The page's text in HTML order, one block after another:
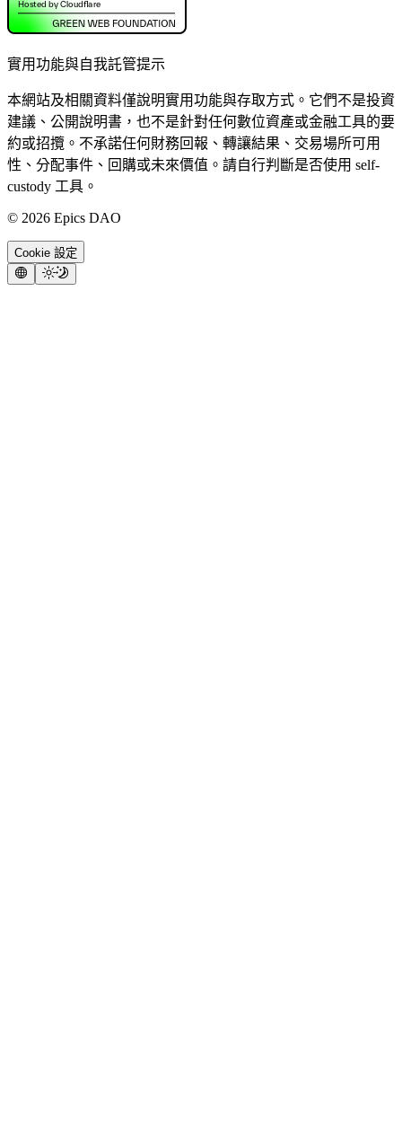
實用功能與自我託管提示
本網站及相關資料僅說明實用功能與存取方式。它們不是投資
建議、公開說明書，也不是針對任何數位資產或金融工具的要
約或招攬。不承諾任何財務回報、轉讓結果、交易場所可用
性、分配事件、回購或未來價值。請自行判斷是否使用 self-
custody 工具。
© 2026 Epics DAO
Cookie 設定